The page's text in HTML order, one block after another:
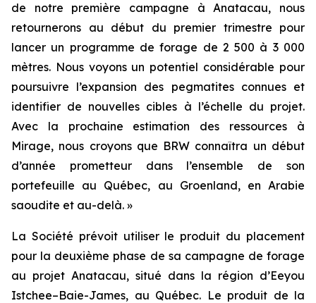
de notre première campagne à Anatacau, nous
retournerons au début du premier trimestre pour
lancer un programme de forage de 2 500 à 3 000
mètres. Nous voyons un potentiel considérable pour
poursuivre l’expansion des pegmatites connues et
identifier de nouvelles cibles à l’échelle du projet.
Avec la prochaine estimation des ressources à
Mirage, nous croyons que BRW connaîtra un début
d’année prometteur dans l’ensemble de son
portefeuille au Québec, au Groenland, en Arabie
saoudite et au-delà. »
La Société prévoit utiliser le produit du placement
pour la deuxième phase de sa campagne de forage
au projet Anatacau, situé dans la région d’Eeyou
Istchee–Baie-James, au Québec. Le produit de la